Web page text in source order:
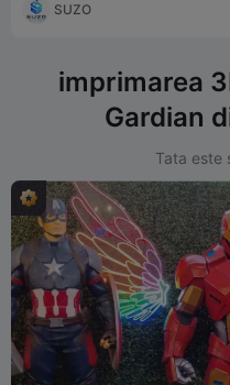
SUZO
imprimarea
Gardian
Tata este